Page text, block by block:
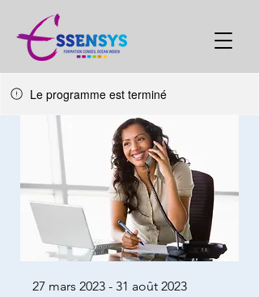
Le programme est terminé
27 mars 2023 - 31 août 2023